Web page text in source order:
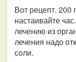
Вот рецепт. 200
настаивайте
лечению из
лечения надо
соли.